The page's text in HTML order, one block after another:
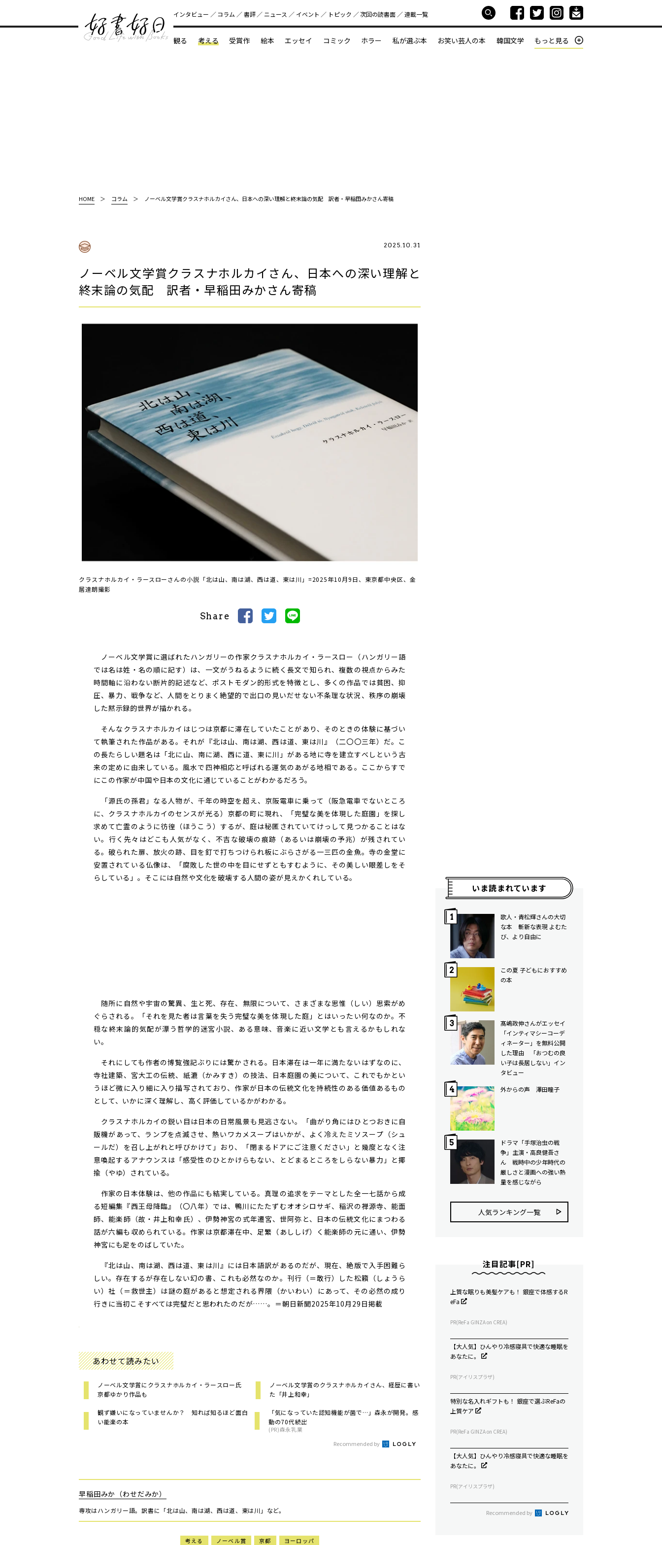
好書好日
インタビュー コラム 書評 ニュース イベント トピック 次回の読書⾯ 連載一覧
観る 考える 受賞作 絵本 エッセイ コミック ホラー 私が選ぶ本 お笑い芸人の本 韓国文学 もっと見る
HOME コラム ノーベル文学賞クラスナホルカイさん、日本への深い理解と終末論の気配 訳者・早稲田みかさん寄稿
2025.10.31
ノーベル文学賞クラスナホルカイさん、日本への深い理解と
終末論の気配 訳者・早稲田みかさん寄稿
クラスナホルカイ・ラースローさんの小説「北は山、南は湖、西は道、東は川」=2025年10月9日、東京都中央区、金
居達朗撮影
Share
ノーベル文学賞に選ばれたハンガリーの作家クラスナホルカイ・ラースロー（ハンガリー語
では名は姓・名の順に記す）は、一文がうねるように続く長文で知られ、複数の視点からみた
時間軸に沿わない断片的記述など、ポストモダン的形式を特徴とし、多くの作品では貧困、抑
圧、暴力、戦争など、人間をとりまく絶望的で出口の見いだせない不条理な状況、秩序の崩壊
した黙示録的世界が描かれる。
そんなクラスナホルカイはじつは京都に滞在していたことがあり、そのときの体験に基づい
て執筆された作品がある。それが『北は山、南は湖、西は道、東は川』（二〇〇三年）だ。こ
の長たらしい題名は「北に山、南に湖、西に道、東に川」がある地に寺を建立すべしという古
来の定めに由来している。風水で四神相応と呼ばれる運気のあがる地相である。ここからすで
にこの作家が中国や日本の文化に通じていることがわかるだろう。
「源氏の孫君」なる人物が、千年の時空を超え、京阪電車に乗って（阪急電車でないところ
に、クラスナホルカイのセンスが光る）京都の町に現れ、「完璧な美を体現した庭園」を探し
求めて亡霊のように彷徨（ほうこう）するが、庭は秘匿されていてけっして見つかることはな
い。行く先々はどこも人気がなく、不吉な破壊の痕跡（あるいは崩壊の予兆）が残されてい
る。破られた扉、放火の跡、目を釘で打ちつけられ板にぶらさがる一三匹の金魚。寺の金堂に
安置されている仏像は、「腐敗した世の中を目にせずともすむように、その美しい眼差しをそ
らしている」。そこには自然や文化を破壊する人間の姿が見えかくれしている。
随所に自然や宇宙の驚異、生と死、存在、無限について、さまざまな思惟（しい）思索がめ
ぐらされる。「それを見た者は言葉を失う完璧な美を体現した庭」とはいったい何なのか。不
穏な終末論的気配が漂う哲学的迷宮小説、ある意味、音楽に近い文学とも言えるかもしれな
い。
それにしても作者の博覧強記ぶりには驚かされる。日本滞在は一年に満たないはずなのに、
寺社建築、宮大工の伝統、紙漉（かみすき）の技法、日本庭園の美について、これでもかとい
うほど微に入り細に入り描写されており、作家が日本の伝統文化を持続性のある価値あるもの
として、いかに深く理解し、高く評価しているかがわかる。
クラスナホルカイの鋭い目は日本の日常風景も見逃さない。「曲がり角にはひとつおきに自
販機があって、ランプを点滅させ、熱いワカメスープはいかが、よく冷えたミソスープ（シュ
ールだ）を召し上がれと呼びかけて」おり、「閉まるドアにご注意ください」と幾度となく注
意喚起するアナウンスは「感受性のひとかけらもない、とどまるところをしらない暴力」と揶
揄（やゆ）されている。
作家の日本体験は、他の作品にも結実している。真理の追求をテーマとした全一七話から成
る短編集『西王母降臨』（〇八年）では、鴨川にたたずむオオシロサギ、稲沢の禅源寺、能面
師、能楽師（故・井上和幸氏）、伊勢神宮の式年遷宮、世阿弥と、日本の伝統文化にまつわる
話が六編も収められている。作家は京都滞在中、足繁（あししげ）く能楽師の元に通い、伊勢
神宮にも足をのばしていた。
『北は山、南は湖、西は道、東は川』には日本語訳があるのだが、現在、絶版で入手困難ら
しい。存在するが存在しない幻の書、これも必然なのか。刊行（＝敢行）した松籟（しょうら
い）社（＝救世主）は謎の庭があると想定される界隈（かいわい）にあって、その必然の成り
行きに当初こそすべては完璧だと思われたのだが……。＝朝日新聞2025年10月29日掲載
あわせて読みたい
ノーベル文学賞にクラスナホルカイ・ラースロー氏
京都ゆかり作品も
ノーベル文学賞のクラスナホルカイさん、経歴に書い
た「井上和幸」
観ず嫌いになっていませんか？ 知れば知るほど面白
い能楽の本
「気になっていた認知機能が菌で…」森永が開発。感
動の70代続出
(PR)森永乳業
Recommended by
早稲田みか（わせだみか）
専攻はハンガリー語。訳書に「北は山、南は湖、西は道、東は川」など。
考える ノーベル賞 京都 ヨーロッパ
いま読まれています
歌人・青松輝さんの大切
な本 斬新な表現 よむた
び、より自由に
この夏 子どもにおすすめ
の本
髙嶋政伸さんがエッセイ
「インティマシーコーデ
ィネーター」を無料公開
した理由 「おつむの良
い子は長居しない」イン
タビュー
外からの声 澤田瞳子
ドラマ「手塚治虫の戦
争」主演・高良健吾さ
ん 戦時中の少年時代の
厳しさと漫画への強い熱
量を感じながら
人気ランキング⼀覧
注目記事[PR]
上質な眠りも美髪ケアも！ 銀座で体感するR
eFa
PR(ReFa GINZA on CREA)
【大人気】ひんやり冷感寝具で快適な睡眠を
あなたに。
PR(アイリスプラザ)
特別な名入れギフトも！ 銀座で選ぶReFaの
上質ケア
PR(ReFa GINZA on CREA)
【大人気】ひんやり冷感寝具で快適な睡眠を
あなたに。
PR(アイリスプラザ)
Recommended by